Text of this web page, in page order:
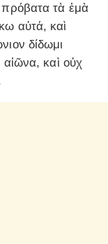
τὰ ἐμὰ
αὐτά, καὶ
δίδωμι
αἰῶνα, καὶ οὐχ